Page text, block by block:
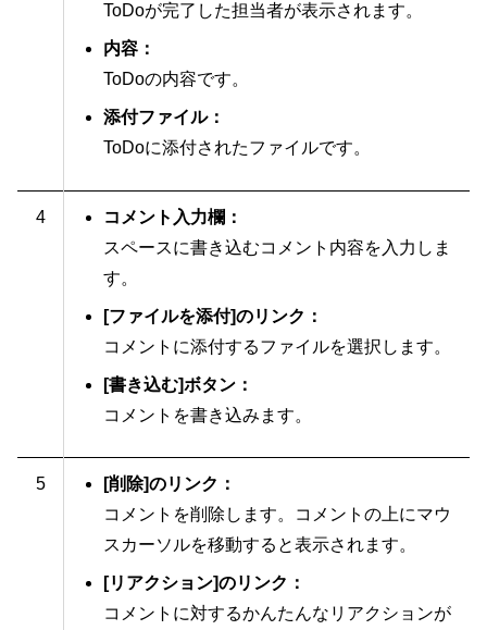
ToDoが完了した担当者が表示されます。
内容：
ToDoの内容です。
添付ファイル：
ToDoに添付されたファイルです。
4
コメント入力欄：
スペースに書き込むコメント内容を入力しま
す。
[ファイルを添付]のリンク：
コメントに添付するファイルを選択します。
[書き込む]ボタン：
コメントを書き込みます。
5
[削除]のリンク：
コメントを削除します。コメントの上にマウ
スカーソルを移動すると表示されます。
[リアクション]のリンク：
コメントに対するかんたんなリアクションが